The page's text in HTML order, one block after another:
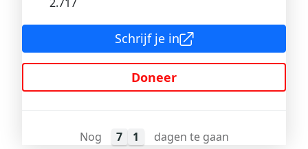
Schrijf je in
Doneer
Nog 7 1 dagen te gaan